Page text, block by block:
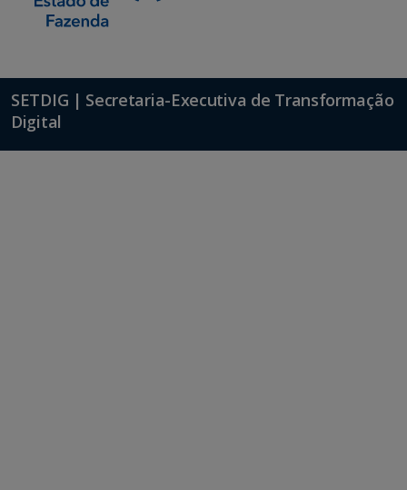
SETDIG | Secretaria-Executiva de Transformação
Digital